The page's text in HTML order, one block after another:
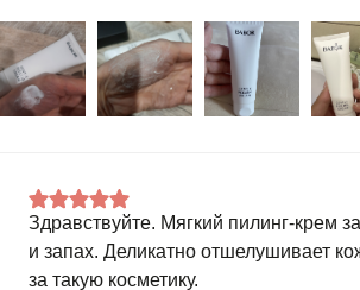
Здравствуйте. Мягкий пилинг-крем
и запах. Деликатно отшелушивает
за такую косметику.